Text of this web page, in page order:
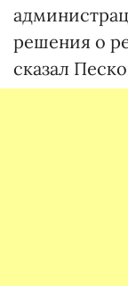
решения о
сказал